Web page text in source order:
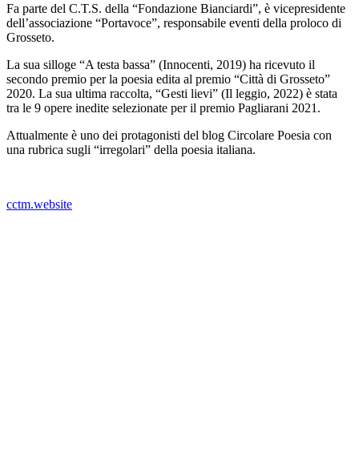
Fa parte del C.T.S. della “Fondazione Bianciardi”, è vicepresidente
dell’associazione “Portavoce”, responsabile eventi della proloco di
Grosseto.
La sua silloge “A testa bassa” (Innocenti, 2019) ha ricevuto il
secondo premio per la poesia edita al premio “Città di Grosseto”
2020. La sua ultima raccolta, “Gesti lievi” (Il leggio, 2022) è stata
tra le 9 opere inedite selezionate per il premio Pagliarani 2021.
Attualmente è uno dei protagonisti del blog Circolare Poesia con
una rubrica sugli “irregolari” della poesia italiana.
cctm.website